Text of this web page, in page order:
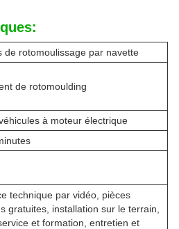
de rotomoulissage par navette
de rotomoulding
à moteur électrique
technique par vidéo, pièces
gratuites, installation sur le terrain,
et formation, entretien et